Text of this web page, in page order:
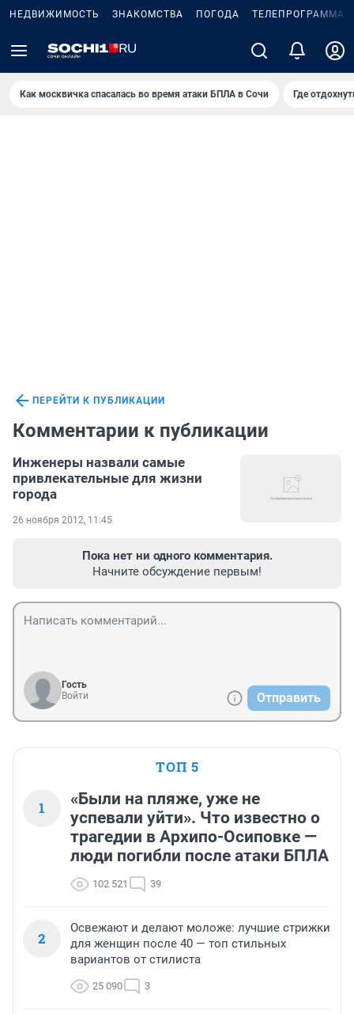
НЕДВИЖИМОСТЬ ЗНАКОМСТВА ПОГОДА ТЕЛЕПРОГРАММА
Как москвичка спасалась во время атаки БПЛА в Сочи Где
ПЕРЕЙТИ К ПУБЛИКАЦИИ
Комментарии к публикации
Инженеры назвали самые
привлекательные для жизни
города
26 ноября 2012, 11:45
Пока нет ни одного комментария.
Начните обсуждение первым!
Гость
Войти
Отправить
ТОП 5
1
«Были на пляже, уже не
успевали уйти». Что известно о
трагедии в Архипо-Осиповке —
люди погибли после атаки БПЛА
102 521 39
2
Освежают и делают моложе: лучшие стрижки
для женщин после 40 — топ стильных
вариантов от стилиста
25 090 3